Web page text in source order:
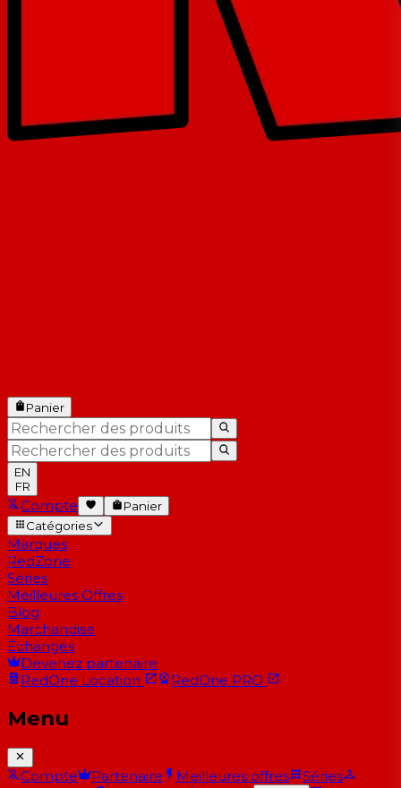
Panier
EN
FR
Compte
Panier
Catégories
Marques
RedZone
Séries
Meilleures Offres
Blog
Marchandise
Échanges
Devenez partenaire
RedOne Location RedOne PRO
Menu
Compte Partenaire Meilleures offres
Séries